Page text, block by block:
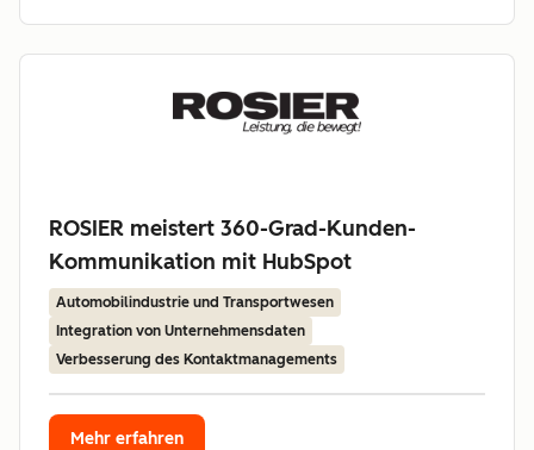
ROSIER meistert 360-Grad-Kunden-
Kommunikation mit HubSpot
Automobilindustrie und Transportwesen
Integration von Unternehmensdaten
Verbesserung des Kontaktmanagements
Mehr erfahren